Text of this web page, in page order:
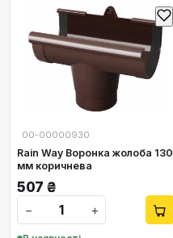
00-00000930
Rain Way Воронка жолоба 130
мм коричнева
507 ₴
−
+